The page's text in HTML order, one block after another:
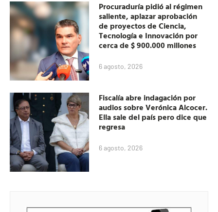
Procuraduría pidió al régimen
saliente, aplazar aprobación
de proyectos de Ciencia,
Tecnología e Innovación por
cerca de $ 900.000 millones
6 agosto, 2026
Fiscalía abre indagación por
audios sobre Verónica Alcocer.
Ella sale del país pero dice que
regresa
6 agosto, 2026